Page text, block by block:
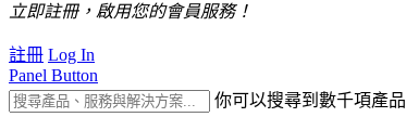
立即註冊，啟用您的會員服務！
註冊 Log In
Panel Button
你可以搜尋到數千項產品